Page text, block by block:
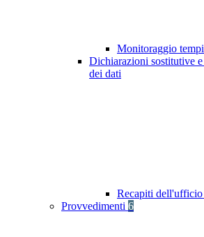
Monitoraggio
Dichiarazioni sostitutive
dei dati
Recapiti dell'ufficio
Provvedimenti 6